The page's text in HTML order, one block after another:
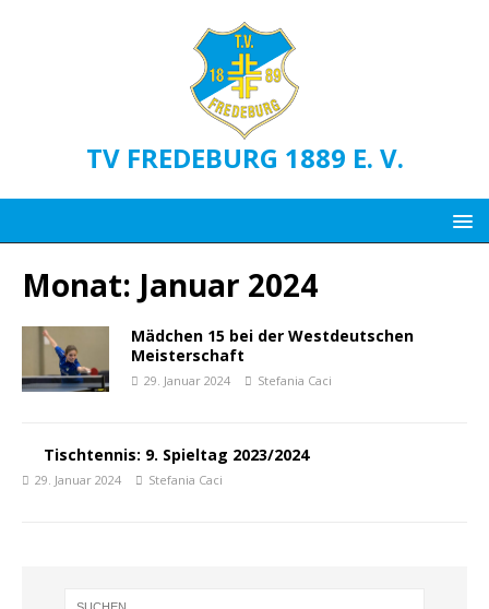
TV FREDEBURG 1889 E. V.
Monat: Januar 2024
Mädchen 15 bei der Westdeutschen
Meisterschaft
29. Januar 2024 Stefania Caci
Tischtennis: 9. Spieltag 2023/2024
29. Januar 2024 Stefania Caci